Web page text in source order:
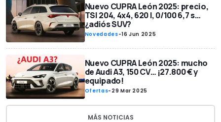
Nuevo CUPRA León 2025: precio,
TSI 204, 4x4, 620 l, 0/100 6,7 s…
¿adiós SUV?
Novedades-16 Jun 2025
Nuevo CUPRA León 2025: mucho
de Audi A3, 150 CV… ¡27.800 € y
equipado!
Ofertas- 29 Mar 2025
MÁS NOTICIAS